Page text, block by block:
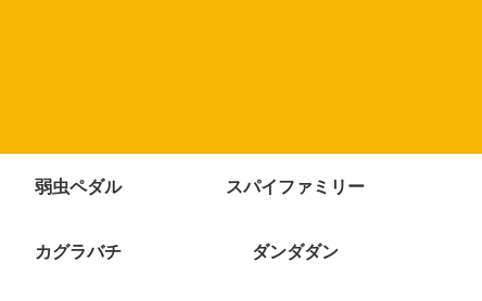
弱虫ペダル スパイファミリー
カグラバチ ダンダダン